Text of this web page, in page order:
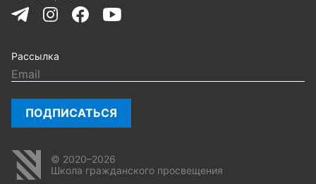
Рассылка
ПОДПИСАТЬСЯ
© 2020–2026
Школа гражданского просвещения